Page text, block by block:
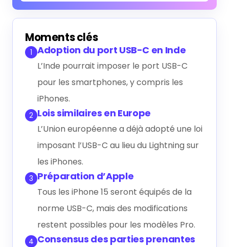
Générer le résumé IA
Moments clés
1 Adoption du port USB-C en Inde
L’Inde pourrait imposer le port USB-C
pour les smartphones, y compris les
iPhones.
2 Lois similaires en Europe
L’Union européenne a déjà adopté une loi
imposant l’USB-C au lieu du Lightning sur
les iPhones.
3 Préparation d’Apple
Tous les iPhone 15 seront équipés de la
norme USB-C, mais des modifications
restent possibles pour les modèles Pro.
4 Consensus des parties prenantes